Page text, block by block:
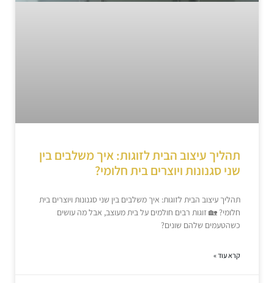
תהליך עיצוב הבית לזוגות: איך משלבים בין
שני סגנונות ויוצרים בית חלומי?
תהליך עיצוב הבית לזוגות: איך משלבים בין שני סגנונות ויוצרים בית
חלומי? 🏡 זוגות רבים חולמים על בית מעוצב, אבל מה עושים
כשהטעמים שלהם שונים?
קרא עוד »